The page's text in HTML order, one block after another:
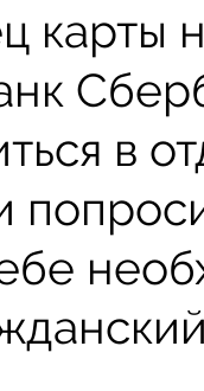
карты
в